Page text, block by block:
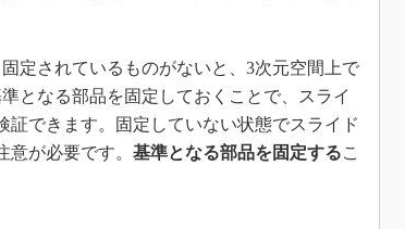
定されているものがないと、3次元空間上で
となる部品を固定しておくことで、スライ
証できます。固定していない状態でスライド
が必要です。 基準となる部品を固定するこ